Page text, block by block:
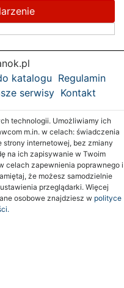
katalogu Regulamin
serwisy Kontakt
technologii. Umożliwiamy ich
m.in. w celach: świadczenia
strony internetowej, bez zmiany
na ich zapisywanie w Twoim
celach zapewnienia poprawnego i
że możesz samodzielnie
przeglądarki. Więcej
osobowe znajdziesz w polityce